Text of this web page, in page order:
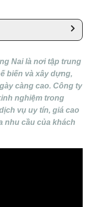
Nai là nơi tập trung
biến và xây dựng,
càng cao. Công ty
nghiệm trong
vụ uy tín, giá cao
nhu cầu của khách